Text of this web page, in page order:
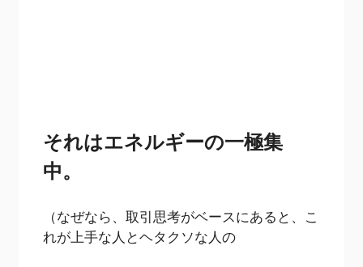
それはエネルギーの一極集
中。
（なぜなら、取引思考がベースにあると、こ
れが上手な人とヘタクソな人の